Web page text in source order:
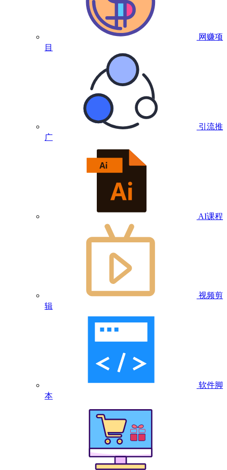
网赚项
目
引流推
广
AI课程
视频剪
辑
软件脚
本